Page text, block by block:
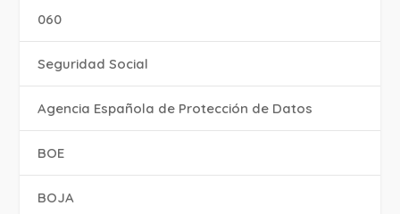
060
Seguridad Social
Agencia Española de Protección de Datos
BOE
BOJA